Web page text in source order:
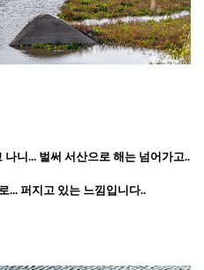
니... 벌써 서산으로 해는 넘어가고..
... 퍼지고 있는 느낌입니다..